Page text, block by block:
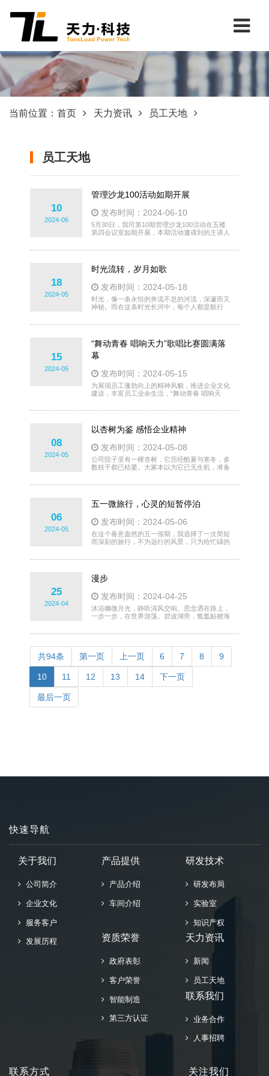
当前位置： 首页 天力资讯 员工天地
员工天地
10
2024-06
管理沙龙100活动如期开展
发布时间：2024-06-10
5月30日，我司第10期管理沙龙100活动在五楼
第四会议室如期开展，本期活动邀请到的主讲人
递，信息传到第四人时，基本已经完全偏离主
题，让大家切身感受到有效沟通在管理中的重要
参会者积极互动，发现问题并提出解决方案，让
大家深入
18
2024-05
时光流转，岁月如歌
发布时间：2024-05-18
时光，像一条永恒的奔流不息的河流，深邃而又
神秘。而在这条时光长河中，每个人都是航行
闪烁的星星，点缀在生命的天空中。有些记忆不
管经历多久都会如流水般清澈，永远停留在心
底；而有些记忆则如烟云般飘渺，在岁月变迁中
随着时光的流逝渐渐模糊。然而，无论是清晰还
是模糊，这些记忆都是生命的
15
2024-05
“舞动青春 唱响天力”歌唱比赛圆满落
幕
发布时间：2024-05-15
为展现员工蓬勃向上的精神风貌，推进企业文化
建设，丰富员工业余生活，“舞动青春 唱响天
告厅激情开幕。本次歌唱比赛吸引众多员工踊跃
赛。公司副总经理巨龙及各部门领导做为评委嘉
宾莅临本次比赛现场。伴随着欢快的音乐，比赛
洋溢的《2024年如意上上签》到动感欢乐的
《蓝多多来了》
08
2024-05
以杏树为鉴 感悟企业精神
发布时间：2024-05-08
公司院子里有一棵杏树，它历经酷夏与寒冬，多
数枝干都已枯萎。大家本以为它已无生机，准备
也正是我们在工作和生活中所需要的。杏树在恶
劣环境下不断调整以维持生长，企业在市场竞争
头角，获取客户与市场份额。从中，我们能延伸
企业精神的真谛。企业精神
06
2024-05
五一微旅行，心灵的短暂停泊
发布时间：2024-05-06
在这个春意盎然的五一假期，我选择了一次简短
而深刻的旅行，不为远行的风景，只为给忙碌的
人潮汹涌的热门景点，深入洛阳，开始了我的微
旅行。洛阳，这座承载着千年历史的文化名城，
大景观，更隐藏着许多温柔浪漫的小镇故事与古
城风景。在东沟白云深处，
25
2024-04
漫步
发布时间：2024-04-25
沐浴幽微月光，静听清风交响。思念洒在路上，
一步一步，在世界游荡。碧波湖旁，氤氲贴梗海
的方向。 温情在脚下流淌，向着海上，截流擦
肩的希望。看见金色的勇士，挺着胸膛，承受海
洋泪水的悲伤。太阳啊，倘使我有一根细柔芦
市的繁华，若朦胧的星光
共94条 第一页 上一页 6 7 8 9
10 11 12 13 14 下一页
最后一页
快速导航
关于我们
公司简介
企业文化
服务客户
发展历程
产品提供
产品介绍
车间介绍
研发技术
研发布局
实验室
知识产权
资质荣誉
政府表彰
客户荣誉
智能制造
第三方认证
天力资讯
新闻
员工天地
联系我们
业务合作
人事招聘
联系方式 关注我们